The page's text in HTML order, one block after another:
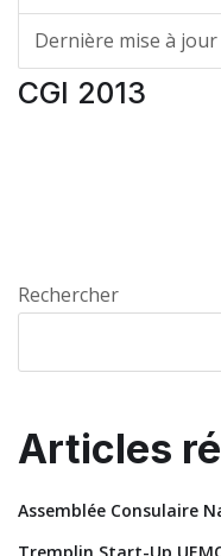
Dernière mise à jour
CGI 2013
Rechercher
Articles
Assemblée Consulaire
Tremplin Start-Up